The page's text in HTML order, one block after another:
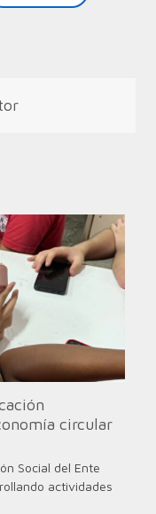
circular
Social del Ente
actividades